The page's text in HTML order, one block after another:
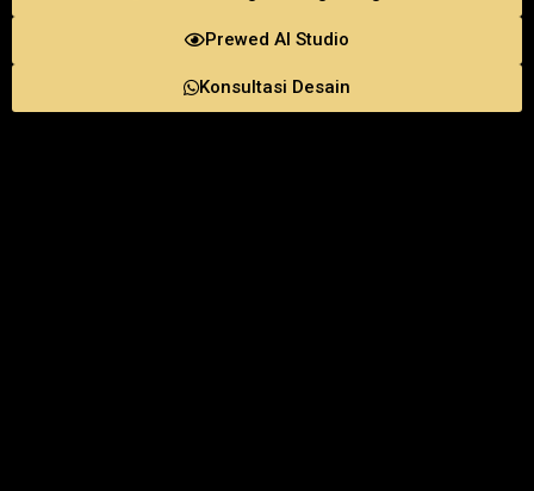
Prewed AI Studio
Konsultasi Desain